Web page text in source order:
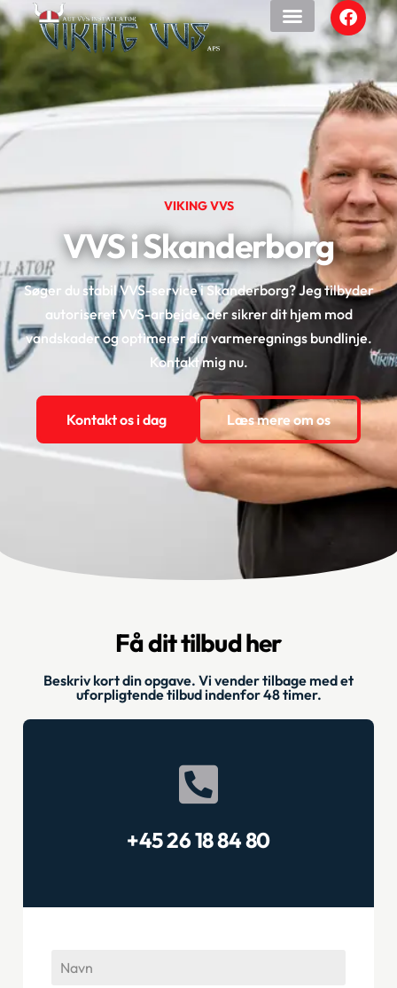
VIKING VVS
VVS i Skanderborg
Søger du stabil VVS-service i Skanderborg? Jeg tilbyder
autoriseret VVS-arbejde, der sikrer dit hjem mod
vandskader og optimerer din varmeregnings bundlinje.
Kontakt mig nu.
Kontakt os i dag Læs mere om os
Få dit tilbud her
Beskriv kort din opgave. Vi vender tilbage med et
uforpligtende tilbud indenfor ​48 timer.
+45 26 18 84 80